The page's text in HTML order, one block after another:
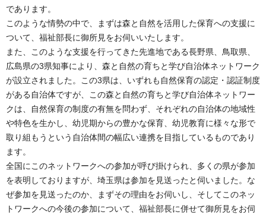
であります。
このような情勢の中で、まずは森と自然を活用した保育への支援に
ついて、福祉部長に御所見をお伺いいたします。
また、このような支援を行ってきた先進地である長野県、鳥取県、
広島県の3県知事により、森と自然の育ちと学び自治体ネットワーク
が設立されました。この3県は、いずれも自然保育の認定・認証制度
がある自治体ですが、この森と自然の育ちと学び自治体ネットワー
クは、自然保育の制度の有無を問わず、それぞれの自治体の地域性
や特色を生かし、幼児期からの豊かな保育、幼児教育に様々な形で
取り組もうという自治体間の幅広い連携を目指しているものであり
ます。
全国にこのネットワークへの参加が呼び掛けられ、多くの県が参加
を表明しておりますが、埼玉県は参加を見送ったと伺いました。な
ぜ参加を見送ったのか、まずその理由をお伺いし、そしてこのネッ
トワークへの今後の参加について、福祉部長に併せて御所見をお伺